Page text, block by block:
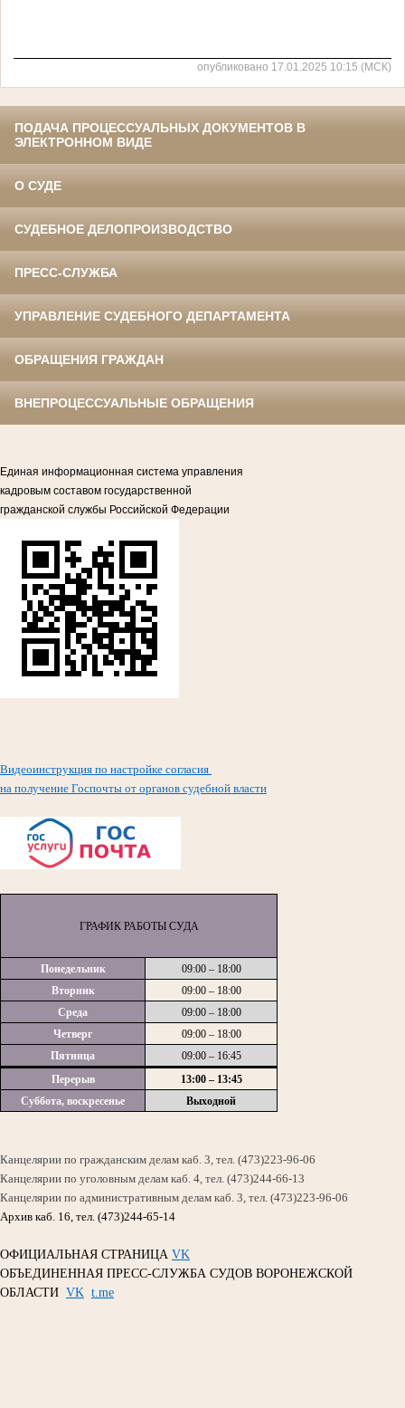
опубликовано 17.01.2025 10:15 (МСК)
ПОДАЧА ПРОЦЕССУАЛЬНЫХ ДОКУМЕНТОВ В
ЭЛЕКТРОННОМ ВИДЕ
О СУДЕ
СУДЕБНОЕ ДЕЛОПРОИЗВОДСТВО
ПРЕСС-СЛУЖБА
УПРАВЛЕНИЕ СУДЕБНОГО ДЕПАРТАМЕНТА
ОБРАЩЕНИЯ ГРАЖДАН
ВНЕПРОЦЕССУАЛЬНЫЕ ОБРАЩЕНИЯ
Единая информационная система управления
кадровым составом государственной
гражданской службы Российской Федерации
Видеоинструкция по настройке согласия
на получение Госпочты от органов судебной власти
ГРАФИК РАБОТЫ СУДА
Понедельник
09:00 – 18:00
Вторник
09:00 – 18:00
Среда
09:00 – 18:00
Четверг
09:00 – 18:00
Пятница
09:00 – 16:45
Перерыв
13:00 – 13:45
Суббота, воскресенье
Выходной
Канцелярии по гражданским делам каб. 3, тел. (473)223-96-06
Канцелярии по уголовным делам каб. 4, тел. (473)244-66-13
Канцелярии по административным делам каб. 3, тел. (473)223-96-06
Архив каб. 16, тел. (473)244-65-14
ОФИЦИАЛЬНАЯ СТРАНИЦА VK
ОБЪЕДИНЕННАЯ ПРЕСС-СЛУЖБА СУДОВ ВОРОНЕЖСКОЙ
ОБЛАСТИ VK t.me